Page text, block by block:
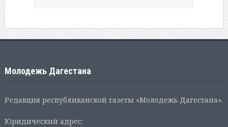
Молодежь Дагестана
Редакция республиканской газеты «Молодежь Дагестана».
Юридический адрес: